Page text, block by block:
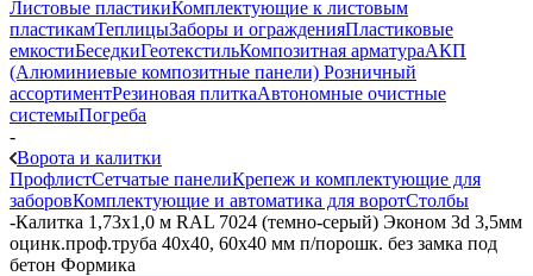
Листовые пластикиКомплектующие к листовым
пластикамТеплицыЗаборы и огражденияПластиковые
емкостиБеседкиГеотекстильКомпозитная арматураАКП
(Алюминиевые композитные панели) Розничный
ассортиментРезиновая плиткаАвтономные очистные
системыПогреба
-
Ворота и калитки
ПрофлистСетчатые панелиКрепеж и комплектующие для
заборовКомплектующие и автоматика для воротСтолбы
-Калитка 1,73х1,0 м RAL 7024 (темно-серый) Эконом 3d 3,5мм
оцинк.проф.труба 40х40, 60х40 мм п/порошк. без замка под
бетон Формика